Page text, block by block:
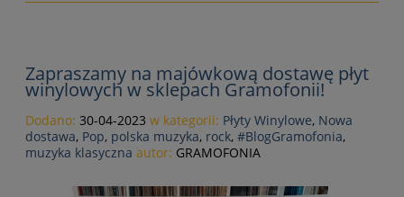
Zapraszamy na majówkową dostawę płyt
winylowych w sklepach Gramofonii!
Dodano: 30-04-2023 w kategorii: Płyty Winylowe, Nowa
dostawa, Pop, polska muzyka, rock, #BlogGramofonia,
muzyka klasyczna autor: GRAMOFONIA